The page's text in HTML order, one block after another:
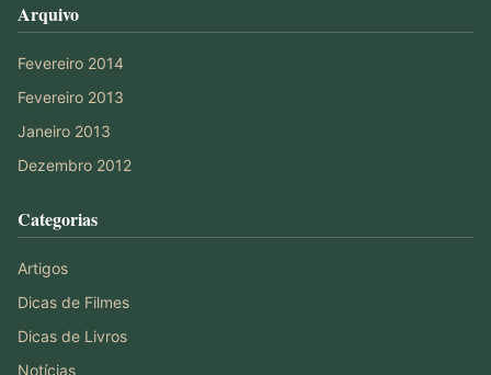
Arquivo
Fevereiro 2014
Fevereiro 2013
Janeiro 2013
Dezembro 2012
Categorias
Artigos
Dicas de Filmes
Dicas de Livros
Notícias